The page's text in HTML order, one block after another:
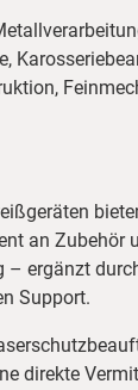
an Zubehör
– ergänzt
Support.
direkte